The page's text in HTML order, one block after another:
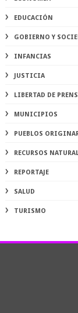
EDUCACIÓN
GOBIERNO Y
INFANCIAS
JUSTICIA
LIBERTAD DE
MUNICIPIOS
PUEBLOS
RECURSOS
REPORTAJE
SALUD
TURISMO